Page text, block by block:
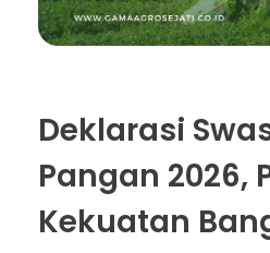
Deklarasi
Pangan 2026,
Kekuatan